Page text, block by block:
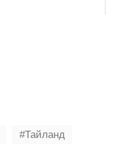
Тайланд